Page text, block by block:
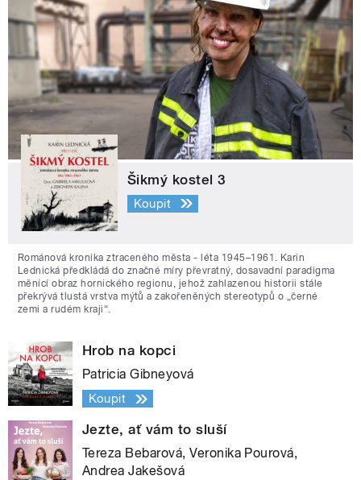
Šikmý kostel 3
Koupit
Románová kronika ztraceného města - léta 1945–1961. Karin
Lednická předkládá do značné míry převratný, dosavadní paradigma
měnící obraz hornického regionu, jehož zahlazenou historii stále
překrývá tlustá vrstva mýtů a zakořeněných stereotypů o „černé
zemi a rudém kraji“.
Hrob na kopci
Patricia Gibneyová
Koupit
Jezte, ať vám to sluší
Tereza Bebarová, Veronika Pourová,
Andrea Jakešová